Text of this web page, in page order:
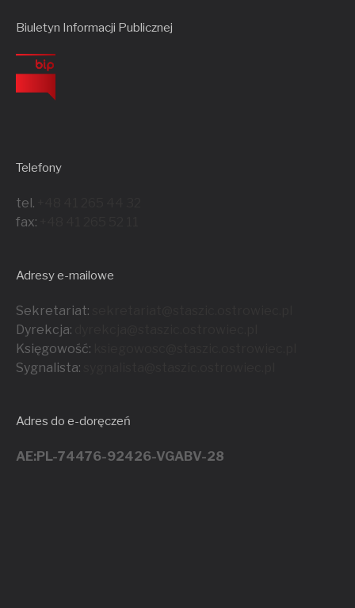
i
o
Biuletyn Informacji Publicznej
Telefony
tel.
fax:
Adresy e-mailowe
Sekretariat:
Dyrekcja:
Księgowość:
Sygnalista:
Adres do e-doręczeń
AE:PL-74476-92426-VGABV-28